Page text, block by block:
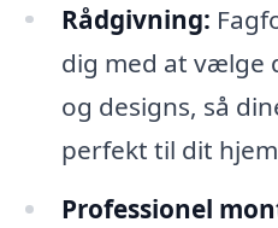
Rådgivning:
dig med at vælge
og designs, så
perfekt til dit
Professionel